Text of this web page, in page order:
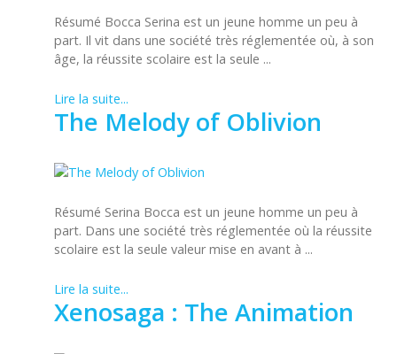
Résumé Bocca Serina est un jeune homme un peu à
part. Il vit dans une société très réglementée où, à son
âge, la réussite scolaire est la seule ...
Lire la suite...
The Melody of Oblivion
Résumé Serina Bocca est un jeune homme un peu à
part. Dans une société très réglementée où la réussite
scolaire est la seule valeur mise en avant à ...
Lire la suite...
Xenosaga : The Animation